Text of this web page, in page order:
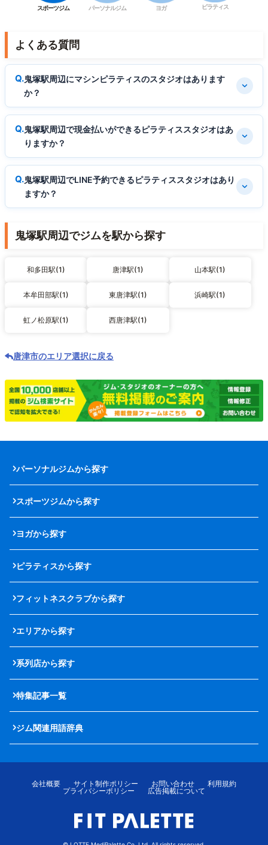
スポーツジム パーソナルジム ヨガ ピラティス
よくある質問
鬼塚駅周辺にマシンピラティスのスタジオはあります
か？
鬼塚駅周辺で現金払いができるピラティススタジオはあ
りますか？
鬼塚駅周辺でLINE予約できるピラティススタジオはあり
ますか？
鬼塚駅周辺でジムを駅から探す
和多田駅(1) 唐津駅(1) 山本駅(1)
本牟田部駅(1) 東唐津駅(1) 浜崎駅(1)
虹ノ松原駅(1) 西唐津駅(1)
唐津市のエリア選択に戻る
パーソナルジムから探す
スポーツジムから探す
ヨガから探す
ピラティスから探す
フィットネスクラブから探す
エリアから探す
系列店から探す
特集記事一覧
ジム関連用語辞典
会社概要 サイト制作ポリシー お問い合わせ
利用規約
プライバシーポリシー
広告掲載について